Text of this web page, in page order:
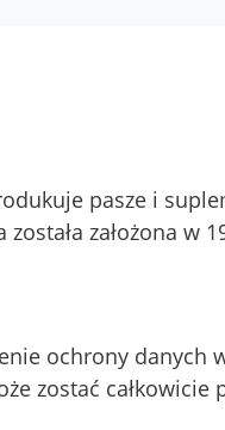
pasze i
założona w
ochrony
zostać